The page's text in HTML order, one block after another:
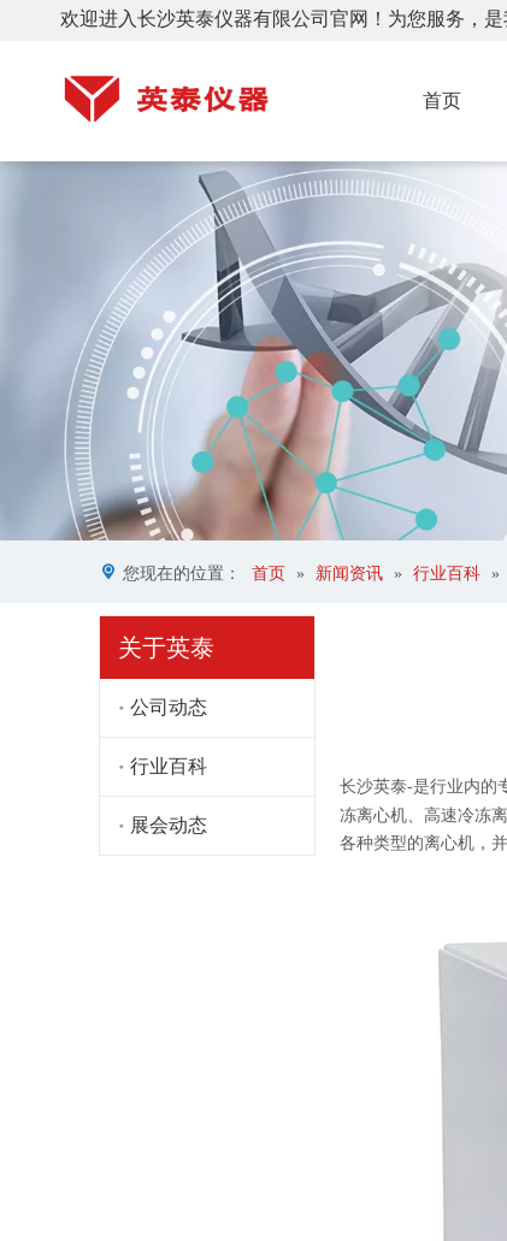
欢迎进入长沙英泰仪器有限公司官网！为您服务，是
首页
您现在的位置： 首页 » 新闻资讯 » 行业百科 »
关于英泰
公司动态
行业百科
展会动态
长沙英泰-是行业内的
冻离心机、高速冷冻
各种类型的离心机，